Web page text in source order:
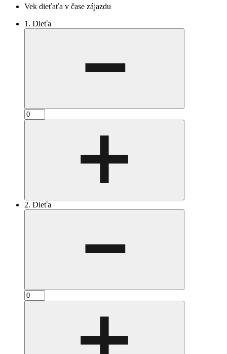
Vek dieťaťa v čase zájazdu
1. Dieťa
2. Dieťa